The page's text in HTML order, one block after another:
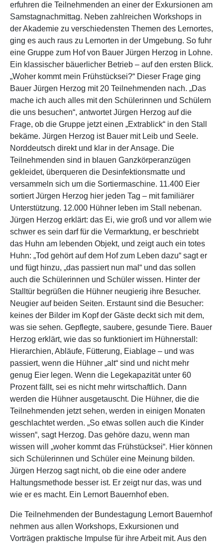
erfuhren die Teilnehmenden an einer der Exkursionen am
Samstagnachmittag. Neben zahlreichen Workshops in
der Akademie zu verschiedensten Themen des Lernortes,
ging es auch raus zu Lernorten in der Umgebung. So fuhr
eine Gruppe zum Hof von Bauer Jürgen Herzog in Lohne.
Ein klassischer bäuerlicher Betrieb – auf den ersten Blick.
„Woher kommt mein Frühstücksei?“ Dieser Frage ging
Bauer Jürgen Herzog mit 20 Teilnehmenden nach. „Das
mache ich auch alles mit den Schülerinnen und Schülern
die uns besuchen“, antwortet Jürgen Herzog auf die
Frage, ob die Gruppe jetzt einen „Extrablick“ in den Stall
bekäme. Jürgen Herzog ist Bauer mit Leib und Seele.
Norddeutsch direkt und klar in der Ansage. Die
Teilnehmenden sind in blauen Ganzkörperanzügen
gekleidet, überqueren die Desinfektionsmatte und
versammeln sich um die Sortiermaschine. 11.400 Eier
sortiert Jürgen Herzog hier jeden Tag – mit familiärer
Unterstützung. 12.000 Hühner leben im Stall nebenan.
Jürgen Herzog erklärt: das Ei, wie groß und vor allem wie
schwer es sein darf für die Vermarktung, er beschriebt
das Huhn am lebenden Objekt, und zeigt auch ein totes
Huhn: „Tod gehört auf dem Hof zum Leben dazu“ sagt er
und fügt hinzu, „das passiert nun mal“ und das sollen
auch die Schülerinnen und Schüler wissen. Hinter der
Stalltür begrüßen die Hühner neugierig ihre Besucher.
Neugier auf beiden Seiten. Erstaunt sind die Besucher:
keines der Bilder im Kopf der Gäste deckt sich mit dem,
was sie sehen. Gepflegte, saubere, gesunde Tiere. Bauer
Herzog erklärt, wie das so funktioniert im Hühnerstall:
Hierarchien, Abläufe, Fütterung, Eiablage – und was
passiert, wenn die Hühner „alt“ sind und nicht mehr
genug Eier legen. Wenn die Legekapazität unter 60
Prozent fällt, sei es nicht mehr wirtschaftlich. Dann
werden die Hühner ausgetauscht. Die Hühner, die die
Teilnehmenden jetzt sehen, werden in einigen Monaten
geschlachtet werden. „So etwas sollen auch die Kinder
wissen“, sagt Herzog. Das gehöre dazu, wenn man
wissen will „woher kommt das Frühstücksei“. Hier können
sich Schülerinnen und Schüler eine Meinung bilden.
Jürgen Herzog sagt nicht, ob die eine oder andere
Haltungsmethode besser ist. Er zeigt nur das, was und
wie er es macht. Ein Lernort Bauernhof eben.
Die Teilnehmenden der Bundestagung Lernort Bauernhof
nehmen aus allen Workshops, Exkursionen und
Vorträgen praktische Impulse für ihre Arbeit mit. Aus den